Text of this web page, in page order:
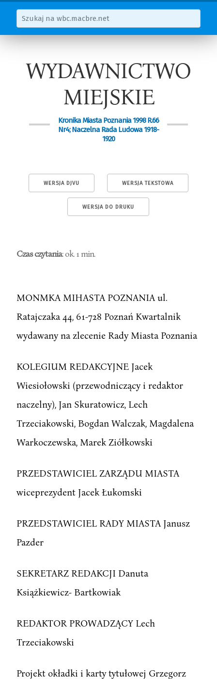
WYDAWNICTWO
MIEJSKIE
Kronika Miasta Poznania 1998 R.66
Nr4; Naczelna Rada Ludowa 1918-
1920
WERSJA DJVU WERSJA TEKSTOWA
WERSJA DO DRUKU
Czas czytania: ok. 1 min.
MONMKA MIHASTA POZNANIA ul.
Ratajczaka 44, 61-728 Poznań Kwartalnik
wydawany na zlecenie Rady Miasta Poznania
KOLEGIUM REDAKCYJNE Jacek
Wiesiołowski (przewodniczący i redaktor
naczelny), Jan Skuratowicz, Lech
Trzeciakowski, Bogdan Walczak, Magdalena
Warkoczewska, Marek Ziółkowski
PRZEDSTAWICIEL ZARZĄDU MIASTA
wiceprezydent Jacek Łukomski
PRZEDSTAWICIEL RADY MIASTA Janusz
Pazder
SEKRETARZ REDAKCJI Danuta
Książkiewicz- Bartkowiak
REDAKTOR PROWADZĄCY Lech
Trzeciakowski
Projekt okładki i karty tytułowej Grzegorz